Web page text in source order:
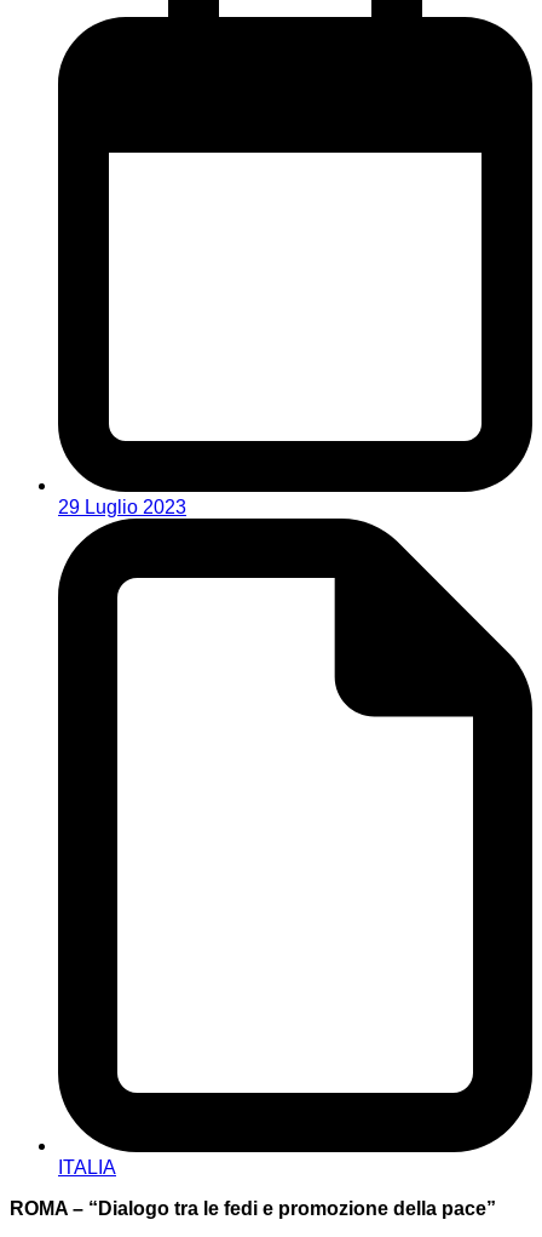
29 Luglio 2023
ITALIA
ROMA – “Dialogo tra le fedi e promozione della pace”